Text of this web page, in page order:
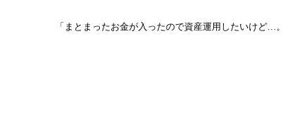
「まとまったお金が入ったので資産運用したいけど…